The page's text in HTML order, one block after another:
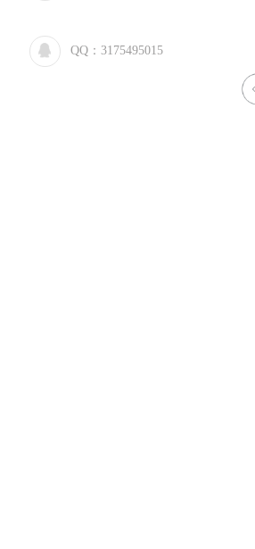
QQ：3175495015